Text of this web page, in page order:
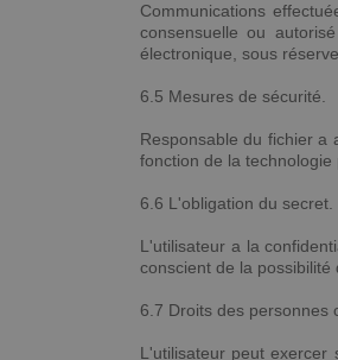
Communications
consensuelle ou
électronique, sous
6.5 Mesures de sécurité.
Responsable du fichier a
fonction de la
6.6 L'obligation du secret.
L'utilisateur a la
conscient de la possibilité
6.7 Droits des personnes
L'utilisateur peut exercer